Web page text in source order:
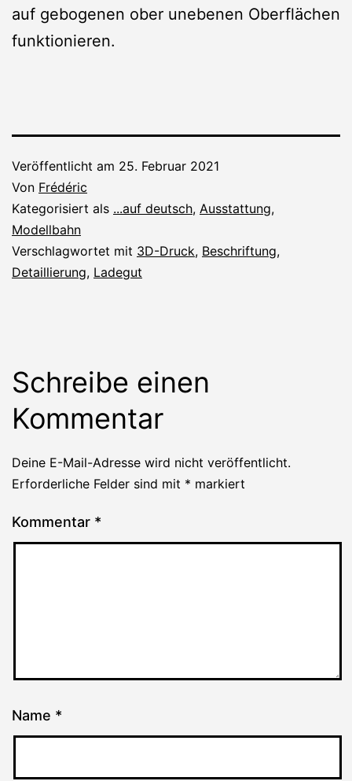
auf gebogenen ober unebenen Oberflächen
funktionieren.
Veröffentlicht am 25. Februar 2021
Von Frédéric
Kategorisiert als ...auf deutsch, Ausstattung,
Modellbahn
Verschlagwortet mit 3D-Druck, Beschriftung,
Detaillierung, Ladegut
Schreibe einen
Kommentar
Deine E-Mail-Adresse wird nicht veröffentlicht.
Erforderliche Felder sind mit * markiert
Kommentar *
Name *